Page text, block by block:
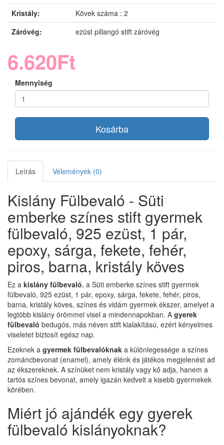
Kristály:
Kövek száma : 2
Záróvég:
ezüst pillangó stift záróvég
6.620Ft
Mennyiség
Kosárba
Leírás Vélemények (0)
Kislány Fülbevaló - Süti
emberke színes stift gyermek
fülbevaló, 925 ezüst, 1 pár,
epoxy, sárga, fekete, fehér,
piros, barna, kristály köves
Ez a kislány fülbevaló, a Süti emberke színes stift gyermek
fülbevaló, 925 ezüst, 1 pár, epoxy, sárga, fekete, fehér, piros,
barna, kristály köves, színes és vidám gyermek ékszer, amelyet a
legtöbb kislány örömmel visel a mindennapokban. A gyerek
fülbevaló bedugós, más néven stift kialakítású, ezért kényelmes
viseletet biztosít egész nap.
Ezeknek a gyermek fülbevalóknak a különlegessége a színes
zománcbevonat (enamel), amely élénk és játékos megjelenést ad
az ékszereknek. A színüket nem kristály vagy kő adja, hanem a
tartós színes bevonat, amely igazán kedvelt a kisebb gyermekek
körében.
Miért jó ajándék egy gyerek
fülbevaló kislányoknak?